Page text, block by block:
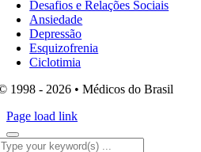
Desafios e Relações Sociais
Ansiedade
Depressão
Esquizofrenia
Ciclotimia
1998 - 2026 • Médicos do Brasil
Page load link